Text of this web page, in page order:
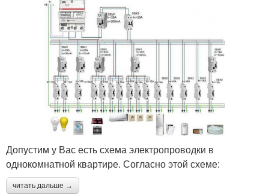
Допустим у Вас есть схема электропроводки в
однокомнатной квартире. Согласно этой схеме:
читать дальше →